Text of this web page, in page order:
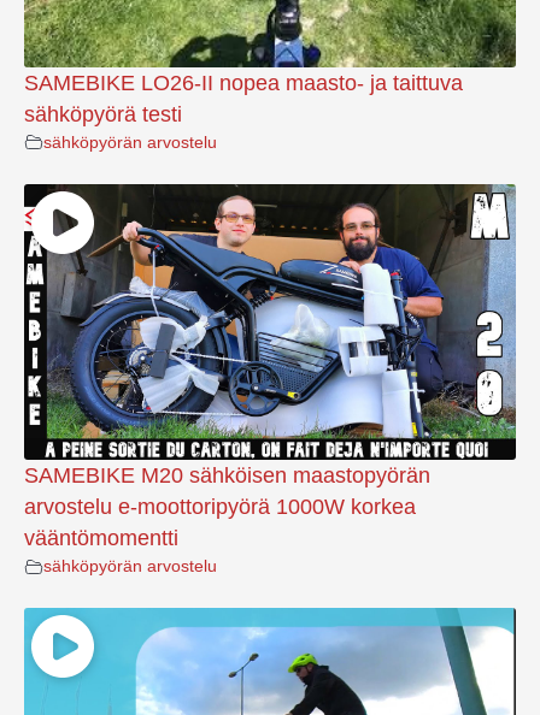
SAMEBIKE LO26-II nopea maasto- ja taittuva
sähköpyörä testi
sähköpyörän arvostelu
SAMEBIKE M20 sähköisen maastopyörän
arvostelu e-moottoripyörä 1000W korkea
vääntömomentti
sähköpyörän arvostelu